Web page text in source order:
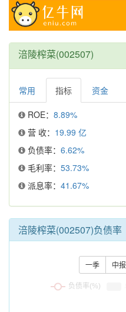
涪陵榨菜(002507)
常用 指标 资金
ROE： 8.89%
营 收： 19.99 亿
负债率： 6.62%
毛利率： 53.73%
派息率： 41.67%
涪陵榨菜(002507)负债率
一季 中报